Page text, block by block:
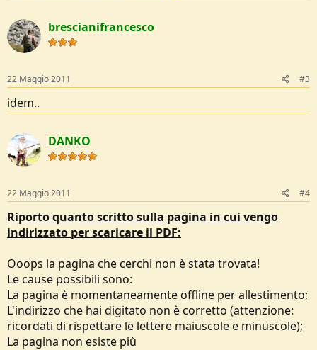
brescianifrancesco
22 Maggio 2011 #3
idem..
DANKO
22 Maggio 2011 #4
Riporto quanto scritto sulla pagina in cui vengo
indirizzato per scaricare il PDF:
Ooops la pagina che cerchi non è stata trovata!
Le cause possibili sono:
La pagina è momentaneamente offline per allestimento;
L'indirizzo che hai digitato non è corretto (attenzione:
ricordati di rispettare le lettere maiuscole e minuscole);
La pagina non esiste più